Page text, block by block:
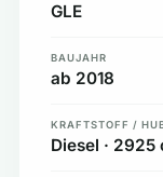
GLE
BAUJAHR
ab 2018
KRAFTSTOFF /
Diesel · 2925